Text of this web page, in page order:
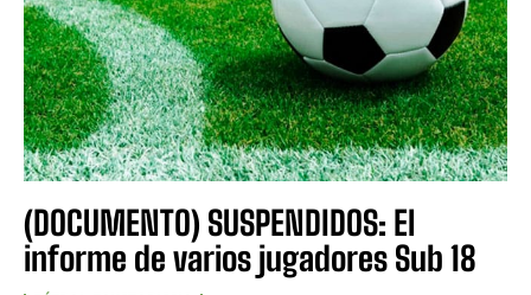
(DOCUMENTO) SUSPENDIDOS: El
informe de varios jugadores Sub 18